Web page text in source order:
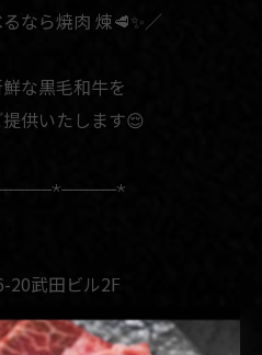
なら焼肉 煉🥩✨／
な黒毛和牛を
供いたします😌
20武田ビル2𝖥